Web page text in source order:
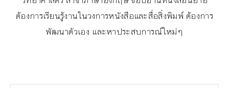
ต้องการเรียนรู้งานในวงการหนังสือและสื่อสิ่งพิมพ์ ต้องการ
พัฒนาตัวเอง และหาประสบการณ์ใหม่ๆ